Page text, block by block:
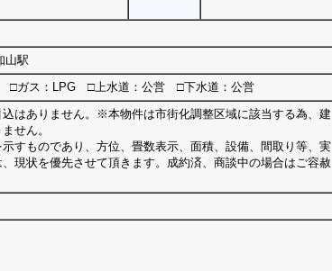
山駅
□ガス：LPG □上水道：公営 □下水道：公営
はありません。※本物件は市街化調整区域に該当する為、建
せん。
すものであり、方位、畳数表示、面積、設備、間取り等、実
現状を優先させて頂きます。成約済、商談中の場合はご容赦